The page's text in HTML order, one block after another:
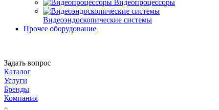
Видеопроцессоры
Видеоэндоскопические системы
Прочее оборудование
Задать вопрос
Каталог
Услуги
Бренды
Компания